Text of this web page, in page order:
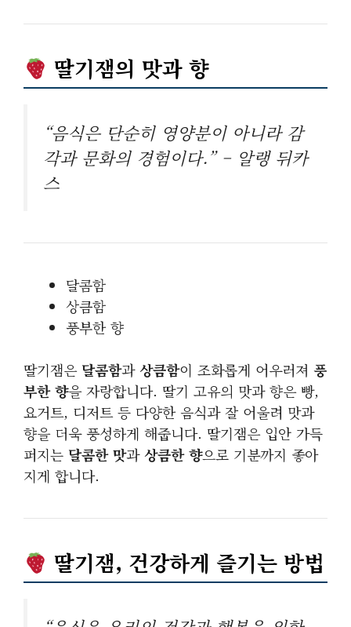
딸기잼의 맛과 향
“음식은 단순히 영양분이 아니라 감
각과 문화의 경험이다.” – 알랭 뒤카
스
달콤함
상큼함
풍부한 향
딸기잼은 달콤함과상큼함이 조화롭게 어우러져 풍
부한 향을 자랑합니다. 딸기 고유의 맛과 향은 빵,
요거트, 디저트 등 다양한 음식과 잘 어울려 맛과
향을 더욱 풍성하게 해줍니다. 딸기잼은 입안 가득
퍼지는 달콤한 맛과상큼한 향으로 기분까지 좋아
지게 합니다.
딸기잼, 건강하게 즐기는 방법